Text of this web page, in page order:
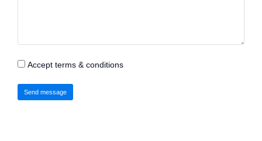
Accept terms & conditions
Send message